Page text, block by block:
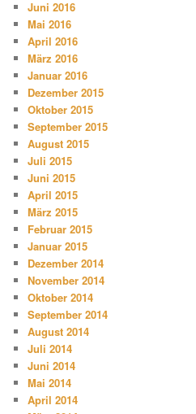
Juni 2016
Mai 2016
April 2016
März 2016
Januar 2016
Dezember 2015
Oktober 2015
September 2015
August 2015
Juli 2015
Juni 2015
April 2015
März 2015
Februar 2015
Januar 2015
Dezember 2014
November 2014
Oktober 2014
September 2014
August 2014
Juli 2014
Juni 2014
Mai 2014
April 2014